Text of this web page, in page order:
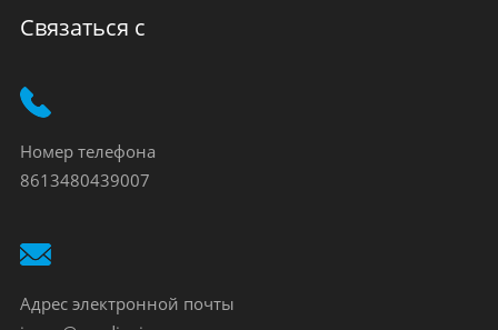
Связаться с
Номер телефона
8613480439007
Адрес электронной почты